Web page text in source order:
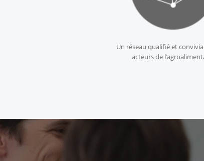
Un réseau qualifié et
acteurs de